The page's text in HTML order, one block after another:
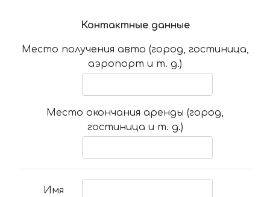
Контактные данные
Место получения авто (город, гостиница,
аэропорт и т. д.)
Место окончания аренды (город,
гостиница и т. д.)
Имя